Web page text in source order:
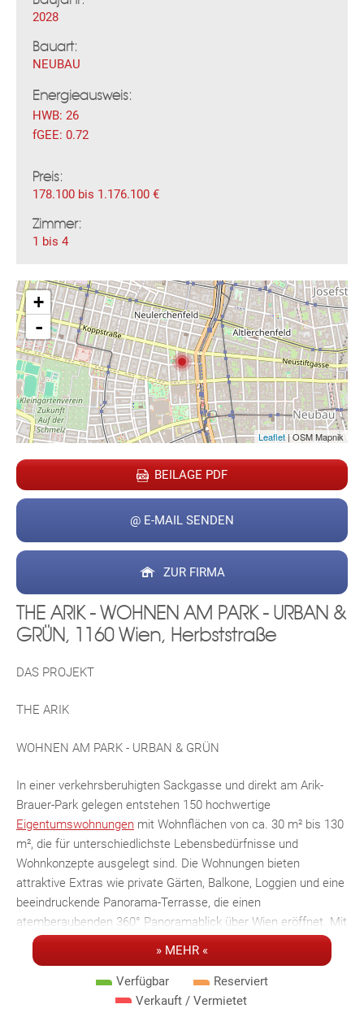
2028
Bauart:
NEUBAU
Energieausweis:
HWB: 26
fGEE: 0.72
Preis:
178.100 bis 1.176.100 €
Zimmer:
1 bis 4
+
-
Leaflet| OSM Mapnik
BEILAGE PDF
@ E-MAIL SENDEN
ZUR FIRMA
THE ARIK - WOHNEN AM PARK - URBAN &
GRÜN, 1160 Wien, Herbststraße
DAS PROJEKT
THE ARIK
WOHNEN AM PARK - URBAN & GRÜN
In einer verkehrsberuhigten Sackgasse und direkt am Arik-
Brauer-Park gelegen entstehen 150 hochwertige
Eigentumswohnungen mit Wohnflächen von ca. 30 m² bis 130
m², die für unterschiedlichste Lebensbedürfnisse und
Wohnkonzepte ausgelegt sind. Die Wohnungen bieten
attraktive Extras wie private Gärten, Balkone, Loggien und eine
beeindruckende Panorama-Terrasse, die einen
atemberaubenden 360° Panoramablick über Wien eröffnet. Mit
großzügigen Raumhöhen schaffen wir ein offenes und luftiges
Wohngefühl. Darüber hinaus stehen Tiefgaragenstellplätze zur
Verfügung und moderne Energiekonzepte, wiePhotovoltaik
und Fernwärme, garantieren eine nachhaltige und effiziente
» MEHR «
Verfügbar
Reserviert
Verkauft / Vermietet